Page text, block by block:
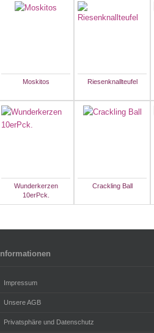
Moskitos Riesenknallteufel
Wunderkerzen
10erPck.
Crackling Ball
Informationen
Impressum
Unsere AGB
Privatsphäre und Datenschutz